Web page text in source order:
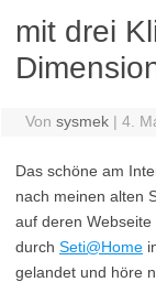
mit drei
Von sysmek | 4.
Das schöne am
nach meinen alten
auf deren
durch Seti@Home
gelandet und höre